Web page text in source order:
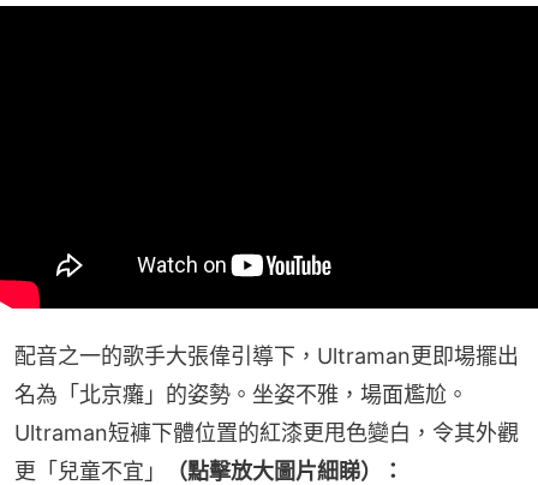
配音之一的歌手大張偉引導下，Ultraman更即場擺出
名為「北京癱」的姿勢。坐姿不雅，場面尷尬。
Ultraman短褲下體位置的紅漆更甩色變白，令其外觀
更「兒童不宜」
（點擊放大圖片細睇）：